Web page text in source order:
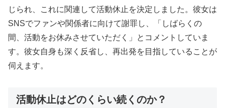
じられ、これに関連して活動休止を決定しました。彼女は
SNSでファンや関係者に向けて謝罪し、「しばらくの
間、活動をお休みさせていただく」とコメントしていま
す。彼女自身も深く反省し、再出発を目指していることが
伺えます。
活動休止はどのくらい続くのか？